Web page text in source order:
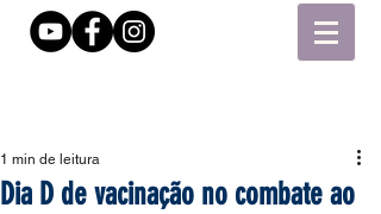
Dia D de vacinação no combate ao
1 min de leitura